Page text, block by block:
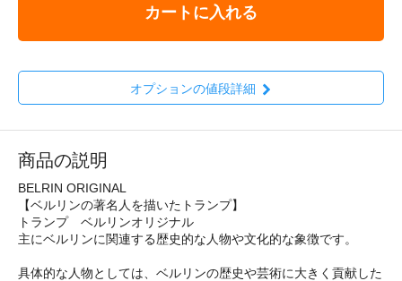
カートに入れる
オプションの値段詳細
商品の説明
BELRIN ORIGINAL
【ベルリンの著名人を描いたトランプ】
トランプ ベルリンオリジナル
主にベルリンに関連する歴史的な人物や文化的な象徴です。
具体的な人物としては、ベルリンの歴史や芸術に大きく貢献した